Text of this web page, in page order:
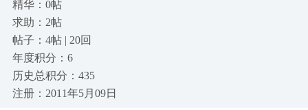
精华：0帖
求助：2帖
帖子：4帖 | 20回
年度积分：6
历史总积分：435
注册：2011年5月09日